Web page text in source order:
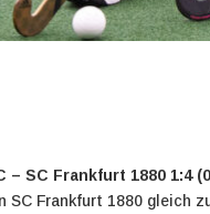
– SC Frankfurt 1880 1:4
SC Frankfurt 1880 gleich